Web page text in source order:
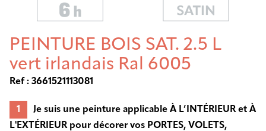
PEINTURE BOIS SAT. 2.5 L
vert irlandais Ral 6005
Ref : 3661521113081
Je suis une peinture applicable À L’INTÉRIEUR et À
L'EXTÉRIEUR pour décorer vos PORTES, VOLETS,